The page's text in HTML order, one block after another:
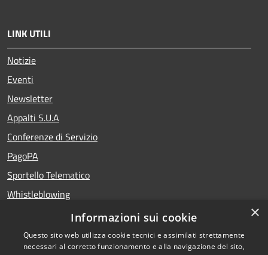
LINK UTILI
Notizie
Eventi
Newsletter
Appalti S.U.A
Conferenze di Servizio
PagoPA
Sportello Telematico
Whistleblowing
Teatro del Fuoco
Portale Storico della Provincia di Foggia
×
Informazioni sui cookie
Questo sito web utilizza cookie tecnici e assimilati strettamente
necessari al corretto funzionamento e alla navigazione del sito,